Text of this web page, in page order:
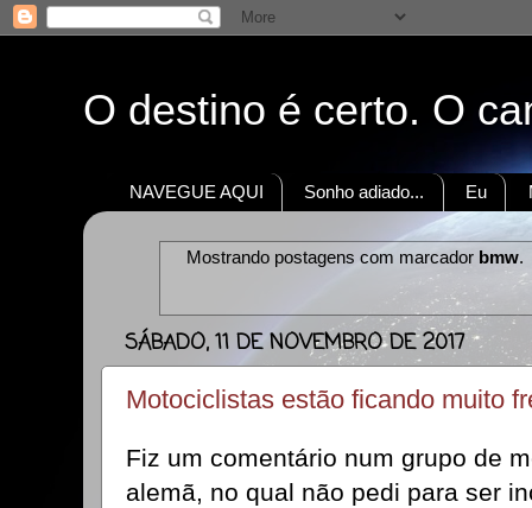
O destino é certo. O
NAVEGUE AQUI Sonho adiado... Eu
Mostrando postagens com marcador bmw.
SÁBADO, 11 DE NOVEMBRO DE 2017
Motociclistas estão ficando muito
Fiz um comentário num grupo de
alemã, no qual não pedi para ser